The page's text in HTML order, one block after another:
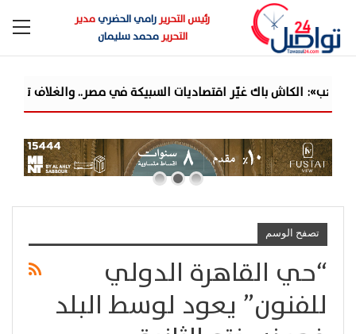
رئيس التحريررامي الحضريمدير
التحريرمحمد سليمان
الكاش باك غيّر اقتصاديات السبيكة في مصر.. والغلاف تحول من
تصفح الوسم
“حي القاهرة الدولي
للفنون” يعود لوسط البلد